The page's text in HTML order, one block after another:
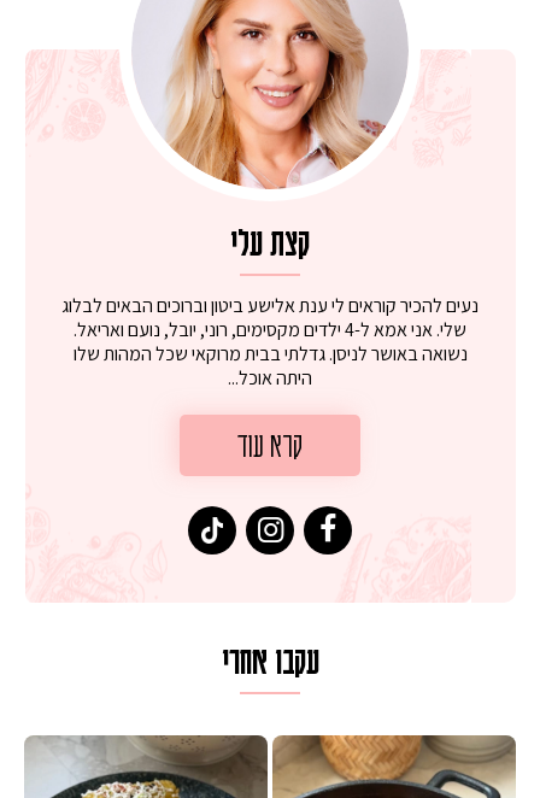
קצת עלי
נעים להכיר קוראים לי ענת אלישע ביטון וברוכים הבאים לבלוג
שלי. אני אמא ל-4 ילדים מקסימים, רוני, יובל, נועם ואריאל.
נשואה באושר לניסן. גדלתי בבית מרוקאי שכל המהות שלו
היתה אוכל...
קרא עוד
עקבו אחרי
על מחבת עם גבינה בולגרית מעודנת מ